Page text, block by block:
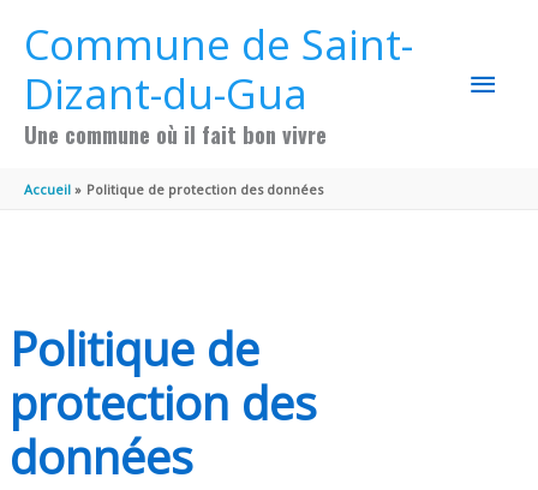
Commune de Saint-
Dizant-du-Gua
Une commune où il fait bon vivre
Accueil Politique de protection des données
Politique de
protection des
données